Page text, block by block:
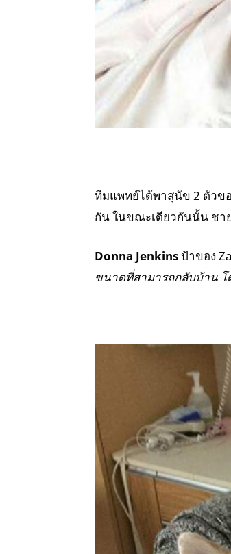
ทีมแพทย์ได้พาสุนัข 2 ตัวขอ
กัน ในขณะเดียวกันนั้น ชา
Donna Jenkinsป้าของ
ขนาดที่สามารถกลับบ้าน โ